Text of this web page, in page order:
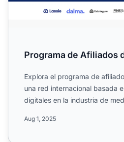
Programa de Afiliados
Explora el programa de
una red internacional basada
digitales en la industria de
Aug 1, 2025